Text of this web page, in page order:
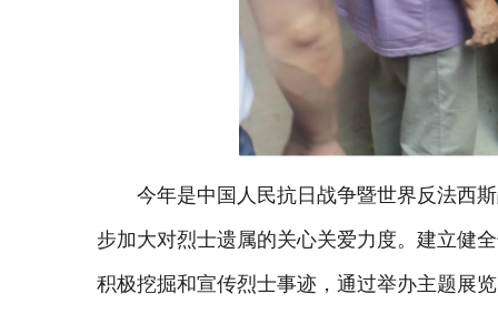
今年是中国人民抗日战争暨世界反法西
步加大对烈士遗属的关心关爱力度。建立健
积极挖掘和宣传烈士事迹，通过举办主题展